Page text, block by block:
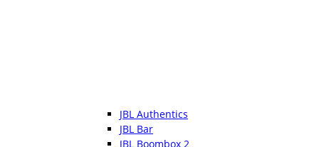
JBL Authentics
JBL Bar
JBL Boombox 2